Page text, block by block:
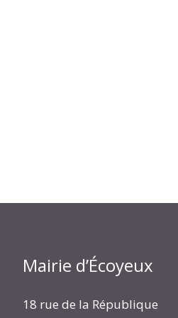
Mairie d’Écoyeux
18 rue de la République